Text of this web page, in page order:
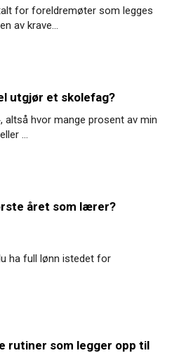
for foreldremøter som legges
av krave...
utgjør et skolefag?
altså hvor mange prosent av min
...
året som lærer?
ha full lønn istedet for
rutiner som legger opp til